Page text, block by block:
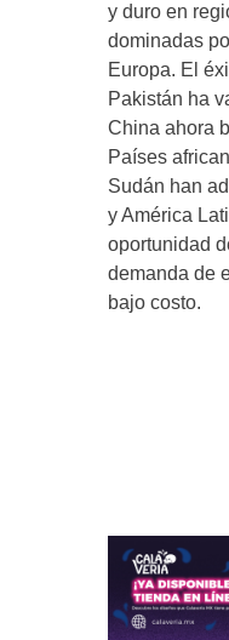
y duro en
dominadas
Europa. El
Pakistán ha
China ahora
Países
Sudán han
y América
oportunidad
demanda de
bajo costo.